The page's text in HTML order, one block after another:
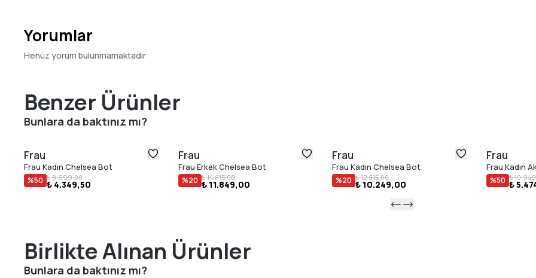
Lacivert
Penny
Klasik
Standart
Günlük
Yorumlar
Henüz yorum bulunmamaktadır
Benzer Ürünler
Bunlara da baktınız mı?
Frau
Frau Kadın Chelsea Bot
%50 ₺ 8.699,00
₺ 4.349,50
Frau
Frau Erkek Chelsea Bot
%20 ₺ 14.815,00
₺ 11.849,00
Frau
Frau Kadın Chelsea Bot
%20 ₺ 12.815,00
₺ 10.249,00
Frau
Frau Kadın
%50 ₺
₺
Birlikte Alınan Ürünler
Bunlara da baktınız mı?